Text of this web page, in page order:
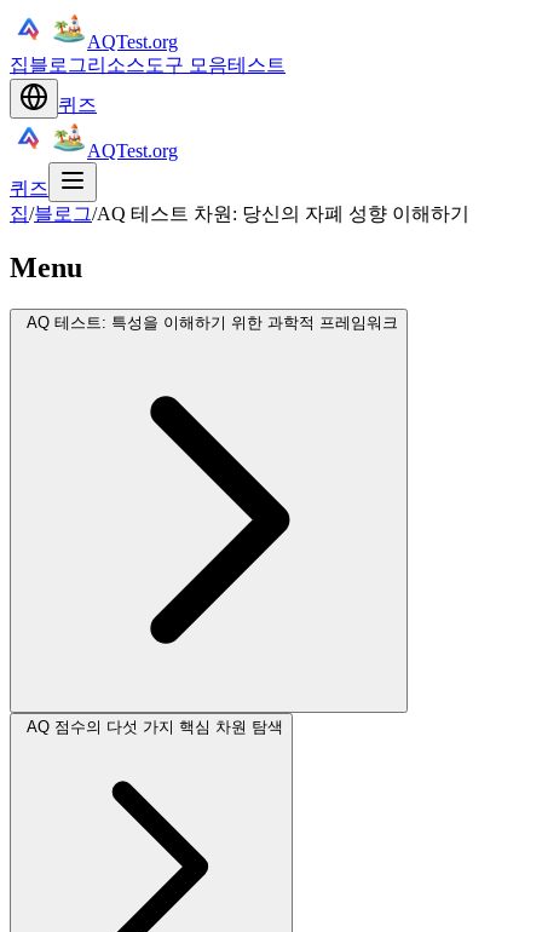
AQTest.org
집블로그리소스도구 모음테스트
퀴즈
AQTest.org
퀴즈
집/블로그/AQ 테스트 차원: 당신의 자폐 성향 이해하기
Menu
AQ 테스트: 특성을 이해하기 위한 과학적 프레임워크
AQ 점수의 다섯 가지 핵심 차원 탐색